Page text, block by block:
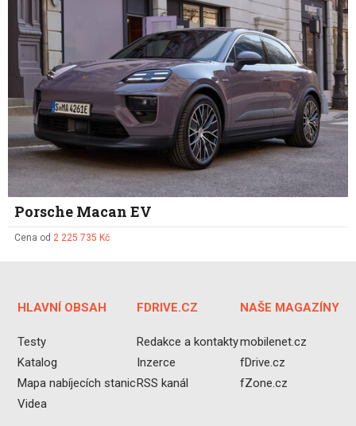
Porsche Macan EV
Cena od 2 225 735 Kč
HLAVNÍ OBSAH
Testy
Katalog
Mapa nabíjecích stanic
Videa
FDRIVE.CZ
Redakce a kontakty
Inzerce
RSS kanál
NAŠE MAGAZÍNY
mobilenet.cz
fDrive.cz
fZone.cz